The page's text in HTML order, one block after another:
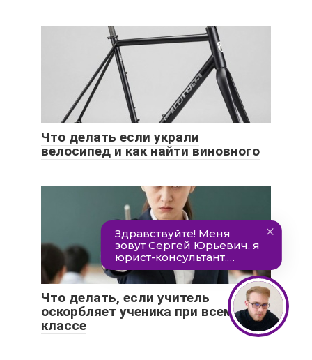
Что делать если украли
велосипед и как найти виновного
Что делать, если учитель
оскорбляет ученика при всем
классе